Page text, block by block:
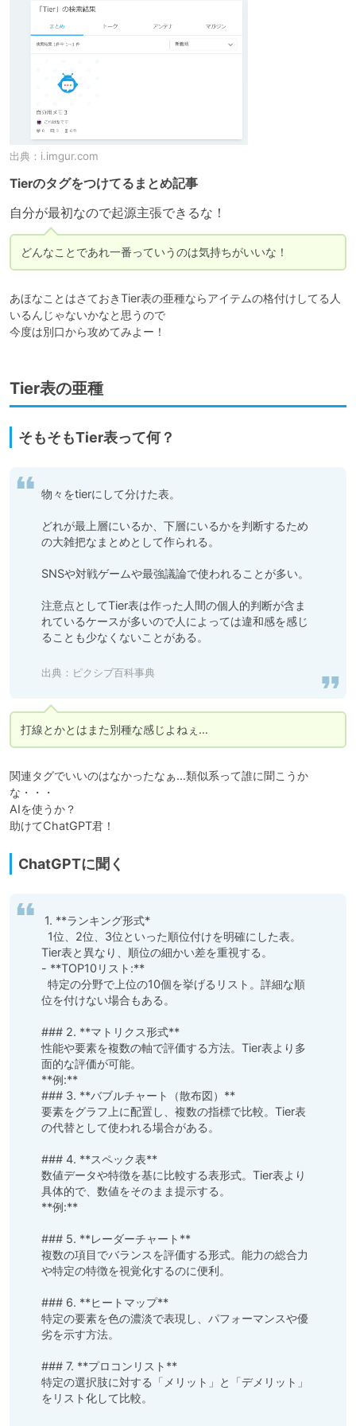
出典： i.imgur.com
Tierのタグをつけてるまとめ記事
自分が最初なので起源主張できるな！
どんなことであれ一番っていうのは気持ちがいいな！
あほなことはさておきTier表の亜種ならアイテムの格付けしてる人
いるんじゃないかなと思うので
今度は別口から攻めてみよー！
Tier表の亜種
そもそもTier表って何？
物々をtierにして分けた表。
どれが最上層にいるか、下層にいるかを判断するため
の大雑把なまとめとして作られる。
SNSや対戦ゲームや最強議論で使われることが多い。
注意点としてTier表は作った人間の個人的判断が含ま
れているケースが多いので人によっては違和感を感じ
ることも少なくないことがある。
出典： ピクシブ百科事典
打線とかとはまた別種な感じよねぇ…
関連タグでいいのはなかったなぁ…類似系って誰に聞こうか
な・・・
AIを使うか？
助けてChatGPT君！
ChatGPTに聞く
Tier表と異なり、順位の細かい差を重視する。
- **TOP10リスト:**
位を付けない場合もある。
### 2. **マトリクス形式**
性能や要素を複数の軸で評価する方法。Tier表より多
面的な評価が可能。
**例:**
### 3. **バブルチャート（散布図）**
要素をグラフ上に配置し、複数の指標で比較。Tier表
の代替として使われる場合がある。
### 4. **スペック表**
数値データや特徴を基に比較する表形式。Tier表より
具体的で、数値をそのまま提示する。
**例:**
### 5. **レーダーチャート**
複数の項目でバランスを評価する形式。能力の総合力
や特定の特徴を視覚化するのに便利。
### 6. **ヒートマップ**
特定の要素を色の濃淡で表現し、パフォーマンスや優
劣を示す方法。
### 7. **プロコンリスト**
特定の選択肢に対する「メリット」と「デメリット」
をリスト化して比較。